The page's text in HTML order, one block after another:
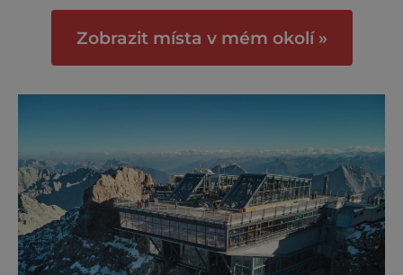
objevíte resort König Ludwig - luxusní
lázně se špičkovým wellness centrem. Při
procedur, mezi něž se řadí finská sauna
Zobrazit místa v mém okolí »